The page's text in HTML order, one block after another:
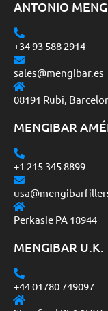
ANTONIO
+34 93 588 2914
sales@mengibar.es
08191 Rubi,
MENGIBAR
+1 215 345 8899
Perkasie PA 18944
MENGIBAR U.K.
+44 01780 749097